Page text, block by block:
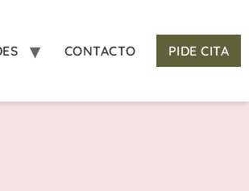
CONTACTO PIDE CITA